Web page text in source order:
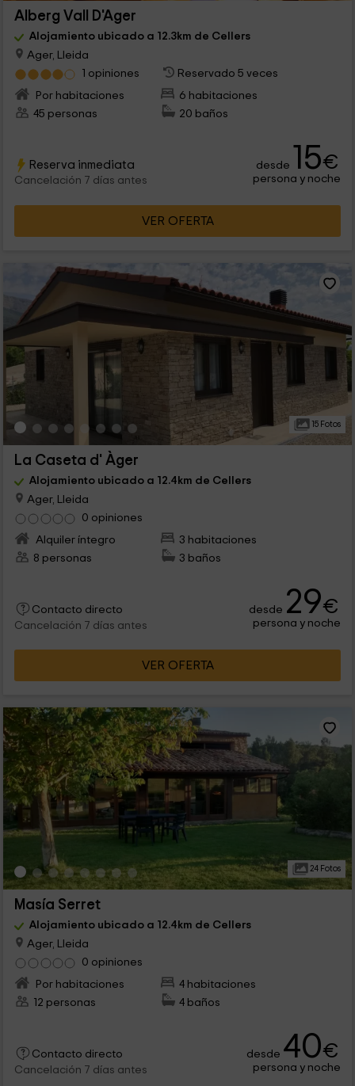
Alberg Vall D'Ager
Alojamiento ubicado a 12.3km de Cellers
Ager, Lleida
1 opiniones
Reservado 5 veces
Por habitaciones
6 habitaciones
45 personas
20 baños
Reserva inmediata
Cancelación 7 días antes
desde 15€
persona y noche
VER OFERTA
15 Fotos
La Caseta d' Àger
Alojamiento ubicado a 12.4km de Cellers
Ager, Lleida
0 opiniones
Alquiler íntegro
3 habitaciones
8 personas
3 baños
Contacto directo
Cancelación 7 días antes
desde 29€
persona y noche
VER OFERTA
24 Fotos
Masía Serret
Alojamiento ubicado a 12.4km de Cellers
Ager, Lleida
0 opiniones
Por habitaciones
4 habitaciones
12 personas
4 baños
Contacto directo
Cancelación 7 días antes
desde 40€
persona y noche